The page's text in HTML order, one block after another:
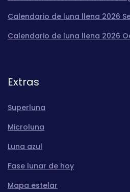
Calendario de luna llena 2026
Calendario de luna llena 2026
Extras
Superluna
Microluna
Luna azul
Fase lunar de hoy
Mapa estelar